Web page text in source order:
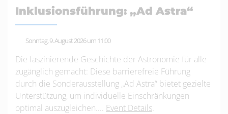
Inklusionsführung: „Ad Astra“
Sonntag, 9. August 2026 um 11:00
Die faszinierende Geschichte der Astronomie für alle
zugänglich gemacht: Diese barrierefreie Führung
durch die Sonderausstellung „Ad Astra“ bietet gezielte
Unterstützung, um individuelle Einschränkungen
optimal auszugleichen.... Event Details.